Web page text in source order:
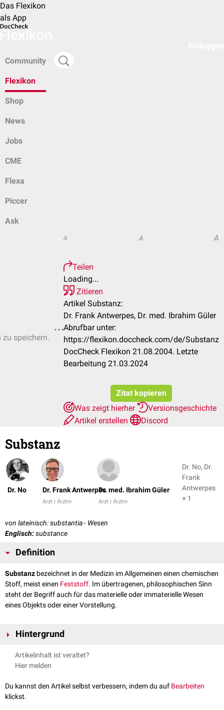
Das Flexikon
als App
Community
Flexikon
Shop
News
Jobs
CME
Flexa
Piccer
Ask
zu speichern.
A A A
Teilen
Loading...
Zitieren
Artikel Substanz:
Dr. Frank Antwerpes, Dr. med. Ibrahim Güler
Abrufbar unter:
https://flexikon.doccheck.com/de/Substanz
DocCheck Flexikon 21.08.2004. Letzte
Bearbeitung 21.03.2024
Zitat kopieren
Was zeigt hierher
Versionsgeschichte
Artikel erstellen
Discord
Substanz
Dr. No Dr. Frank Antwerpes
Arzt | Ärztin
Dr. med. Ibrahim Güler
Arzt | Ärztin
Dr. No, Dr.
Frank
Antwerpes
+ 1
von lateinisch: substantia - Wesen
Englisch:substance
Definition
Substanz bezeichnet in der Medizin im Allgemeinen einen chemischen
Stoff, meist einen Feststoff. Im übertragenen, philosophischen Sinn
steht der Begriff auch für das materielle oder immaterielle Wesen
eines Objekts oder einer Vorstellung.
Hintergrund
Die genaue Bedeutung des Begriffs kann je nach Teildisziplin der Medizin
bzw. Bedeutungskontext variieren. In der
einheitliche Struktur besitzen, beispielsweise "
Substantia nigra
" oder
Substantia grisea Pharmakologie
Artikelinhalt ist veraltet?
Hier melden
Du kannst den Artikel selbst verbessern, indem du auf Bearbeiten
klickst.